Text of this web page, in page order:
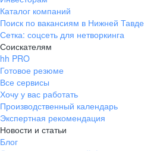
Каталог компаний
Поиск по вакансиям в Нижней Тавде
Сетка: соцсеть для нетворкинга
Соискателям
hh PRO
Готовое резюме
Все сервисы
Хочу у вас работать
Производственный календарь
Экспертная рекомендация
Новости и статьи
Блог